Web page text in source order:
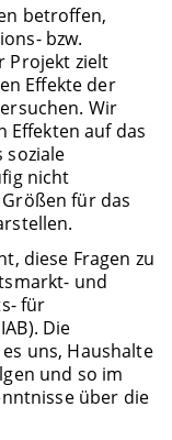
betroffen,
bzw.
Projekt zielt
Effekte der
Wir
Effekten auf das
soziale
nicht
für das
diese Fragen zu
und
für
Die
uns, Haushalte
und so im
über die